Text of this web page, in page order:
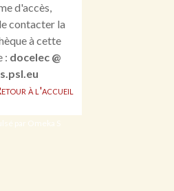
d'accès,
contacter la
à cette
: docelec @
à l'accueil
par Omeka S